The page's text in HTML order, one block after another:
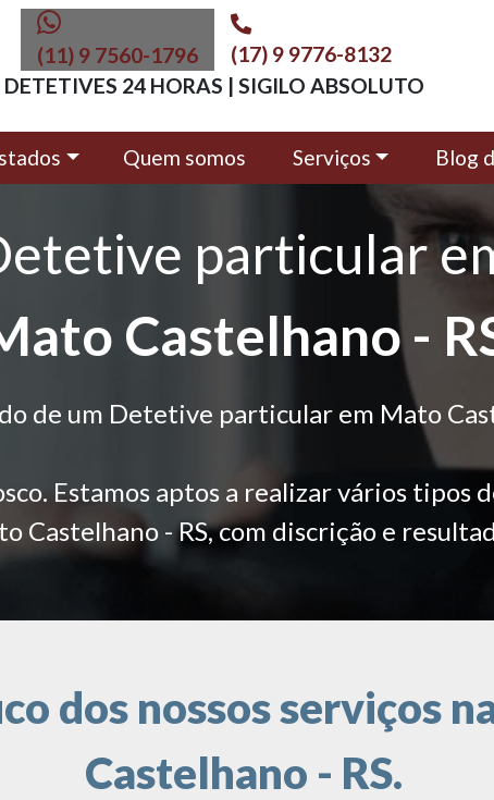
(11) 9 7560-1796
(17) 9 9776-8132
DETETIVES 24 HORAS | SIGILO ABSOLUTO
Quem somos Serviços Blog
particular
Castelhano -
de um Detetive particular em Mato
Estamos aptos a realizar vários tipos
Castelhano - RS, com discrição e
dos nossos serviços
Castelhano - RS.